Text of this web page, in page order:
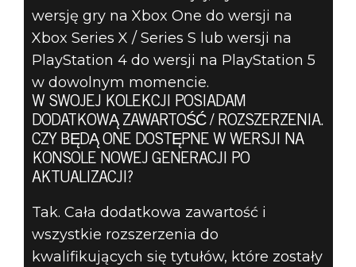
wersję gry na Xbox One do wersji na
Xbox Series X / Series S lub wersji na
PlayStation 4 do wersji na PlayStation 5
w dowolnym momencie.
W SWOJEJ KOLEKCJI POSIADAM
DODATKOWĄ ZAWARTOŚĆ / ROZSZERZENIA.
CZY BĘDĄ ONE DOSTĘPNE W WERSJI NA
KONSOLE NOWEJ GENERACJI PO
AKTUALIZACJI?
Tak. Cała dodatkowa zawartość i
wszystkie rozszerzenia do
kwalifikujących się tytułów, które zostały